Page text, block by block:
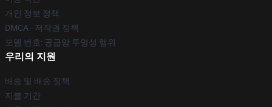
개인 정보 정책
DMCA - 저작권 정책
모델 번호: 공급망 투명성 행위
우리의 지원
배송 및 배송 정책
지불 기간